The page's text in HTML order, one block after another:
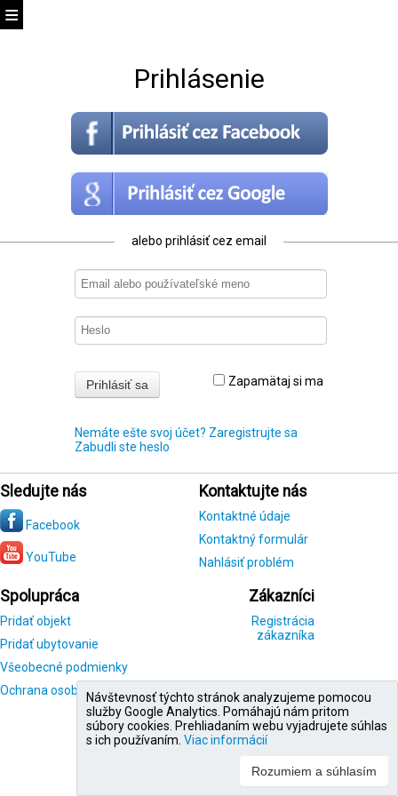
Prihlásenie
alebo prihlásiť cez email
Zapamätaj si ma
Nemáte ešte svoj účet? Zaregistrujte sa
Zabudli ste heslo
Sledujte nás
Facebook
YouTube
Kontaktujte nás
Kontaktné údaje
Kontaktný formulár
Nahlásiť problém
Spolupráca
Pridať objekt
Pridať ubytovanie
Všeobecné podmienky
Ochrana osobných údajov
Zákazníci
Registrácia
zákazníka
Návštevnosť týchto stránok analyzujeme pomocou
služby Google Analytics. Pomáhajú nám pritom
súbory cookies. Prehliadaním webu vyjadrujete súhlas
s ich používaním. Viac informácií